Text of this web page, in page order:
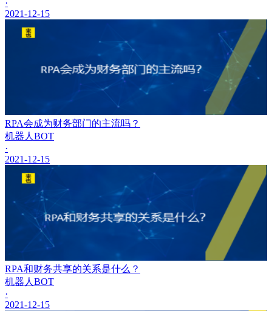
·
2021-12-15
RPA会成为财务部门的主流吗？
机器人BOT
·
2021-12-15
RPA和财务共享的关系是什么？
机器人BOT
·
2021-12-15